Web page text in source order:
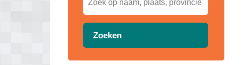
Zoeken